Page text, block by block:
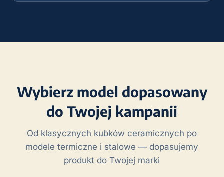
Wybierz model dopasowany
do Twojej kampanii
Od klasycznych kubków ceramicznych po
modele termiczne i stalowe — dopasujemy
produkt do Twojej marki